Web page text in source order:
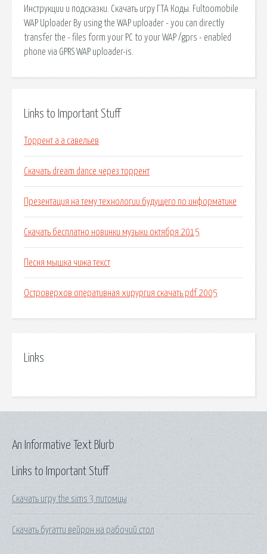
Инструкции и подсказки. Скачать игру ГТА Коды. Fultoomobile
WAP Uploader By using the WAP uploader - you can directly
transfer the - files form your PC to your WAP /gprs - enabled
phone via GPRS WAP uploader-is.
Links to Important Stuff
Торрент а а савельев
Скачать dream dance через торрент
Презентация на тему технологии будущего по информатике
Скачать бесплатно новинки музыки октября 2015
Песня мышка чижа текст
Островерхов оперативная хирургия скачать pdf 2005
Links
Links to Important Stuff
Скачать игру the sims 3 питомцы
Скачать бугатти вейрон на рабочий стол
An Informative Text Blurb